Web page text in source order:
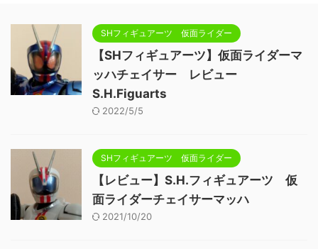
SHフィギュアーツ 仮面ライダー
【SHフィギュアーツ】仮面ライダーマ
ッハチェイサー レビュー
S.H.Figuarts
2022/5/5
SHフィギュアーツ 仮面ライダー
【レビュー】S.H.フィギュアーツ 仮
面ライダーチェイサーマッハ
2021/10/20